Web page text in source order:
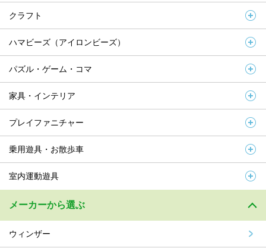
クラフト
ハマビーズ（アイロンビーズ）
パズル・ゲーム・コマ
家具・インテリア
プレイファニチャー
乗用遊具・お散歩車
室内運動遊具
メーカーから選ぶ
ウィンザー